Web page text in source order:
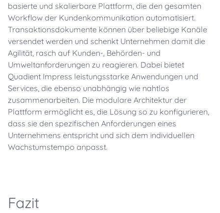
basierte und skalierbare Plattform, die den gesamten
Workflow der Kundenkommunikation automatisiert.
Transaktionsdokumente können über beliebige Kanäle
versendet werden und schenkt Unternehmen damit die
Agilität, rasch auf Kunden-, Behörden- und
Umweltanforderungen zu reagieren. Dabei bietet
Quadient Impress leistungsstarke Anwendungen und
Services, die ebenso unabhängig wie nahtlos
zusammenarbeiten. Die modulare Architektur der
Plattform ermöglicht es, die Lösung so zu konfigurieren,
dass sie den spezifischen Anforderungen eines
Unternehmens entspricht und sich dem individuellen
Wachstumstempo anpasst.
Fazit